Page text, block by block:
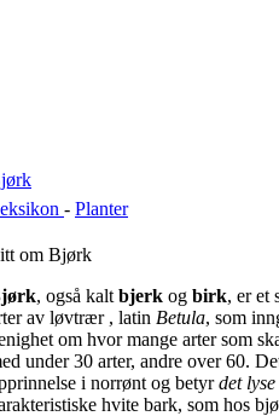
- Planter
om Bjørk
, også kalt bjerk og birk, er et
av løvtrær , latin Betula, som
om hvor mange arter som
under 30 arter, andre over 60.
i norrønt og betyrdet
hvite bark, som hos